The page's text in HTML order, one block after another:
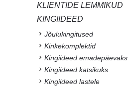
KLIENTIDE LEMMIKUD
KINGIIDEED
Jõulukingitused
Kinkekomplektid
Kingiideed emadepäevaks
Kingiideed katsikuks
Kingiideed lastele